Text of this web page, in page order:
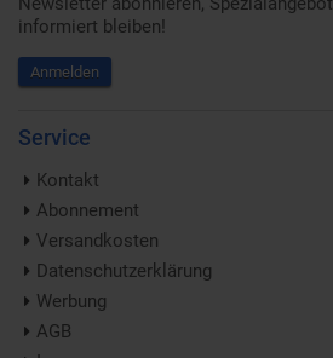
informiert bleiben!
Anmelden
Service
Kontakt
Abonnement
Versandkosten
Datenschutzerklärung
Werbung
AGB